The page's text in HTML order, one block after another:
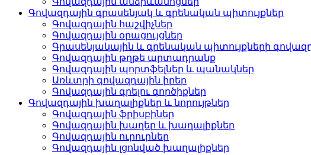
Գովազդային գրասենյակ և գրենական պիտույքներ
Գովազդային հաշվիչներ
Գովազդային օրացույցներ
Գրասենյակային և գրենական պիտույքների
Գովազդային թղթե արտադրանք
Գովազդային պորտֆելներ և պանակներ
Առևտրի գովազդային իրեր
Գովազդային գրելու գործիքներ
Գովազդային խաղալիքներ և նորույթներ
Գովազդային ֆրիսբիներ
Գովազդային խաղեր և խաղալիքներ
Գովազդային ուրուրներ
Գովազդային լցոնված խաղալիքներ